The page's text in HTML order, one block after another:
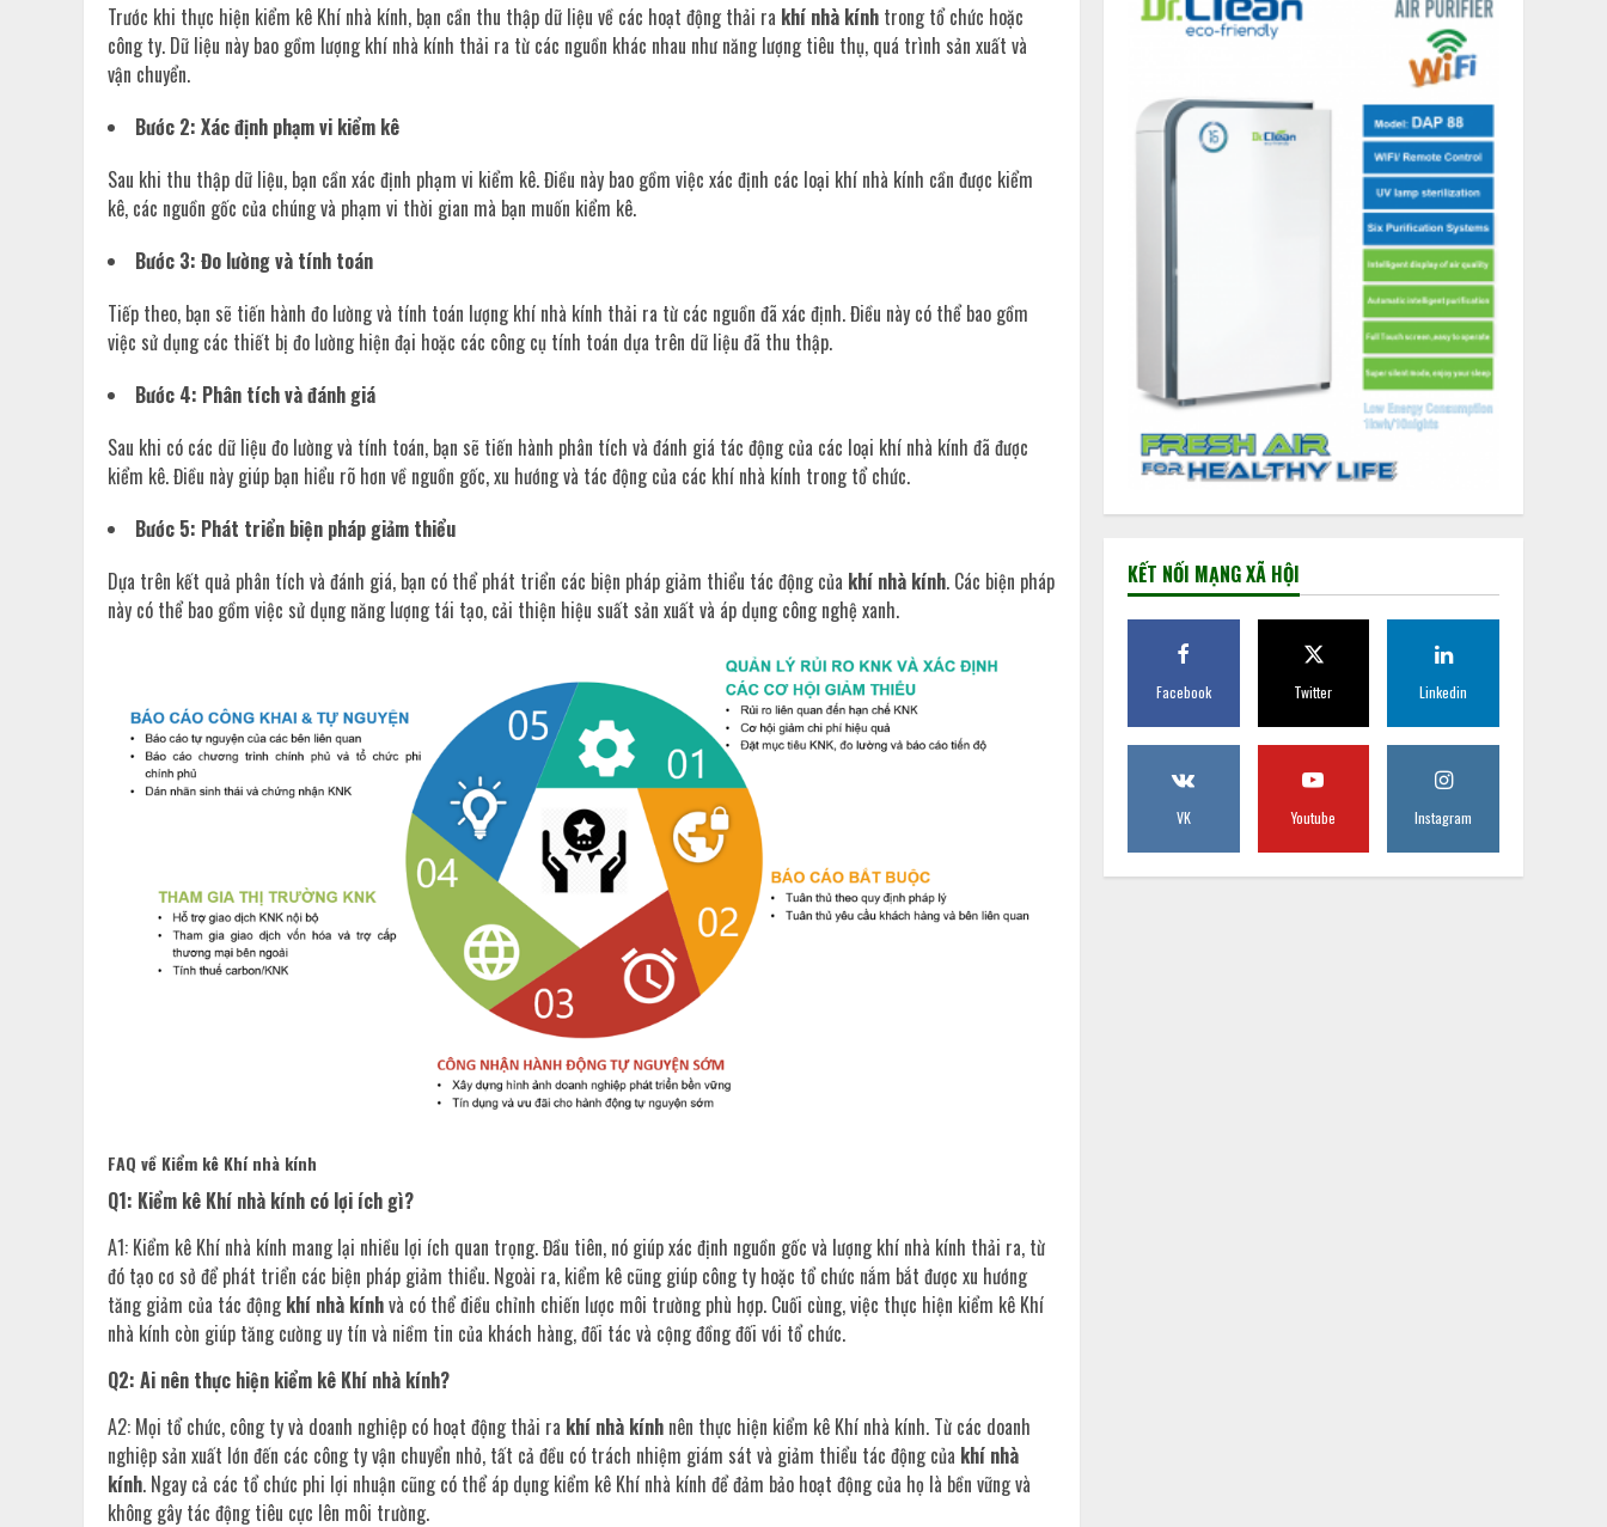
Trước khi thực hiện kiểm kê Khí nhà kính, bạn cần thu thập dữ liệu về các hoạt động thải ra khí nhà kính trong tổ chức hoặc
công ty. Dữ liệu này bao gồm lượng khí nhà kính thải ra từ các nguồn khác nhau như năng lượng tiêu thụ, quá trình sản xuất và
vận chuyển.
Bước 2: Xác định phạm vi kiểm kê
Sau khi thu thập dữ liệu, bạn cần xác định phạm vi kiểm kê. Điều này bao gồm việc xác định các loại khí nhà kính cần được kiểm
kê, các nguồn gốc của chúng và phạm vi thời gian mà bạn muốn kiểm kê.
Bước 3: Đo lường và tính toán
Tiếp theo, bạn sẽ tiến hành đo lường và tính toán lượng khí nhà kính thải ra từ các nguồn đã xác định. Điều này có thể bao gồm
việc sử dụng các thiết bị đo lường hiện đại hoặc các công cụ tính toán dựa trên dữ liệu đã thu thập.
Bước 4: Phân tích và đánh giá
Sau khi có các dữ liệu đo lường và tính toán, bạn sẽ tiến hành phân tích và đánh giá tác động của các loại khí nhà kính đã được
kiểm kê. Điều này giúp bạn hiểu rõ hơn về nguồn gốc, xu hướng và tác động của các khí nhà kính trong tổ chức.
Bước 5: Phát triển biện pháp giảm thiểu
Dựa trên kết quả phân tích và đánh giá, bạn có thể phát triển các biện pháp giảm thiểu tác động của khí nhà kính. Các biện pháp
này có thể bao gồm việc sử dụng năng lượng tái tạo, cải thiện hiệu suất sản xuất và áp dụng công nghệ xanh.
FAQ về Kiểm kê Khí nhà kính
Q1: Kiểm kê Khí nhà kính có lợi ích gì?
A1: Kiểm kê Khí nhà kính mang lại nhiều lợi ích quan trọng. Đầu tiên, nó giúp xác định nguồn gốc và lượng khí nhà kính thải ra, từ
đó tạo cơ sở để phát triển các biện pháp giảm thiểu. Ngoài ra, kiểm kê cũng giúp công ty hoặc tổ chức nắm bắt được xu hướng
tăng giảm của tác độngkhí nhà kínhvà có thể điều chỉnh chiến lược môi trường phù hợp. Cuối cùng, việc thực hiện kiểm kê Khí
nhà kính còn giúp tăng cường uy tín và niềm tin của khách hàng, đối tác và cộng đồng đối với tổ chức.
Q2: Ai nên thực hiện kiểm kê Khí nhà kính?
A2: Mọi tổ chức, công ty và doanh nghiệp có hoạt động thải ra khí nhà kính nên thực hiện kiểm kê Khí nhà kính. Từ các doanh
nghiệp sản xuất lớn đến các công ty vận chuyển nhỏ, tất cả đều có trách nhiệm giám sát và giảm thiểu tác động của khí nhà
kính. Ngay cả các tổ chức phi lợi nhuận cũng có thể áp dụng kiểm kê Khí nhà kính để đảm bảo hoạt động của họ là bền vững và
không gây tác động tiêu cực lên môi trường.
KẾT NỐI MẠNG XÃ HỘI
Facebook Twitter Linkedin
VK Youtube Instagram